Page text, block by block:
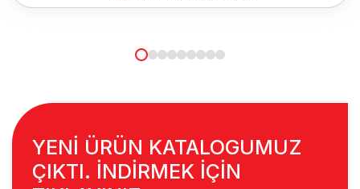
YENİ ÜRÜN KATALOGUMUZ
ÇIKTI. İNDİRMEK İÇİN